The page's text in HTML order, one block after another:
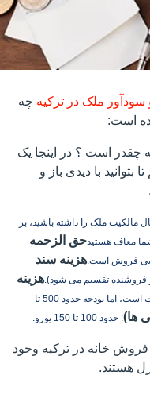
ملک در ترکیه چه
است:
چقدر است ؟ در اینجا یک
با دیدی باز و
کمتر از 5 سال مالکیت ملک را داشته باشید، بر
حق الزحمه
هزینه سند
هزینه
: متفاوت است، اما بودجه حدود 500 تا
ها): حدود 100 تا 150 یورو.
فروش خانه در ترکیه وجود
هستند.